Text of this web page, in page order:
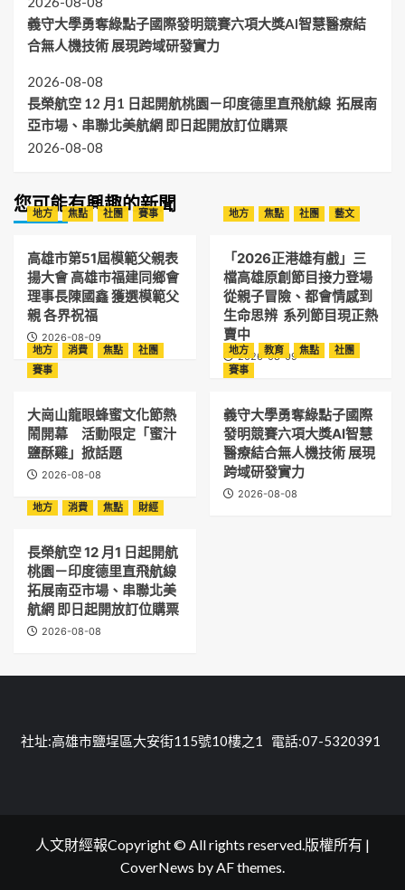
義守大學勇奪綠點子國際發明競賽六項大獎AI智慧醫療結
合無人機技術 展現跨域研發實力
2026-08-08
長榮航空 12 月1 日起開航桃園－印度德里直飛航線 拓展南
亞市場、串聯北美航網 即日起開放訂位購票
2026-08-08
您可能有興趣的新聞
地方 焦點 社團 賽事
高雄市第51屆模範父親表
揚大會 高雄市福建同鄉會
理事長陳國鑫 獲選模範父
親 各界祝福
2026-08-09
地方 焦點 社團 藝文
「2026正港雄有戲」三
檔高雄原創節目接力登場
從親子冒險、都會情感到
生命思辨 系列節目現正熱
賣中
2026-08-09
地方 消費 焦點
社團
賽事
大崗山龍眼蜂蜜文化節熱
鬧開幕 活動限定「蜜汁
鹽酥雞」掀話題
2026-08-08
地方 教育 焦點
社團
賽事
義守大學勇奪綠點子國際
發明競賽六項大獎AI智慧
醫療結合無人機技術 展現
跨域研發實力
2026-08-08
地方
消費 焦點 財經
長榮航空 12 月1 日起開航
桃園－印度德里直飛航線
拓展南亞市場、串聯北美
航網 即日起開放訂位購票
2026-08-08
社址:高雄市鹽埕區大安街115號10樓之1 電話:07-5320391
人文財經報Copyright © All rights reserved.版權所有 |
CoverNews by AF themes.